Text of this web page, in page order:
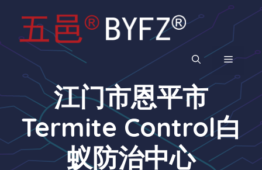
容
菜
单
江门市恩平市
Termite Control白
蚁防治中心